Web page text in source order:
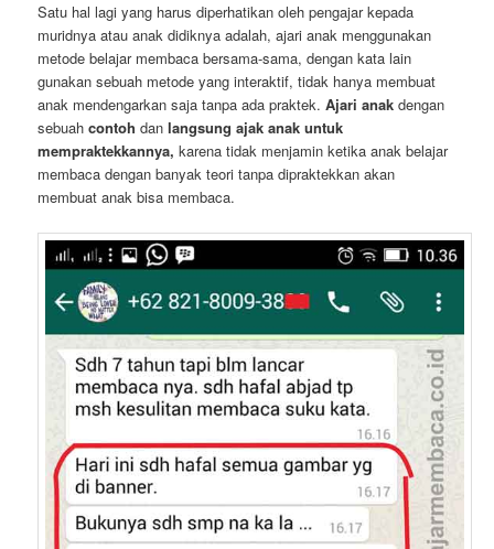
Satu hal lagi yang harus diperhatikan oleh pengajar kepada
muridnya atau anak didiknya adalah, ajari anak menggunakan
metode belajar membaca bersama-sama, dengan kata lain
gunakan sebuah metode yang interaktif, tidak hanya membuat
anak mendengarkan saja tanpa ada praktek.Ajari anak dengan
sebuahcontohdanlangsung ajak anak untuk
mempraktekkannya, karena tidak menjamin ketika anak belajar
membaca dengan banyak teori tanpa dipraktekkan akan
membuat anak bisa membaca.